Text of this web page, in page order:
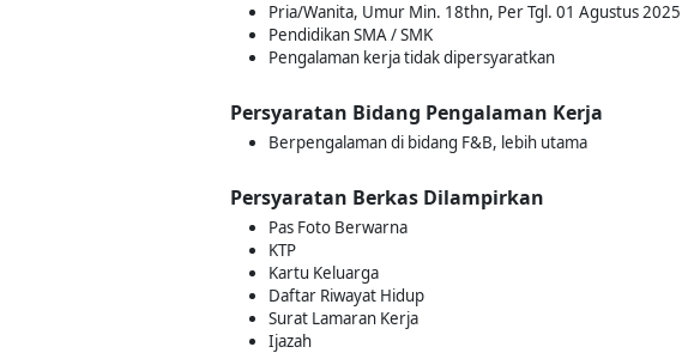
Pria/Wanita, Umur Min. 18thn, Per Tgl. 01 Agustus 2025
Pendidikan SMA / SMK
Pengalaman kerja tidak dipersyaratkan
Persyaratan Bidang Pengalaman Kerja
Berpengalaman di bidang F&B, lebih utama
Persyaratan Berkas Dilampirkan
Pas Foto Berwarna
KTP
Kartu Keluarga
Daftar Riwayat Hidup
Surat Lamaran Kerja
Ijazah